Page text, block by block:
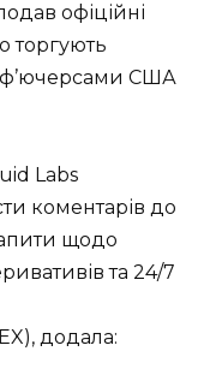
офіційні
торгують
ф’ючерсами США
Labs
коментарів до
щодо
та 24/7
додала: